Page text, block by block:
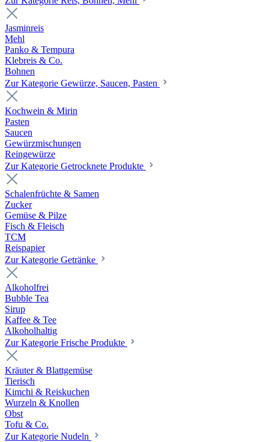
Jasminreis
Mehl
Panko & Tempura
Klebreis & Co.
Bohnen
Zur Kategorie Gewürze, Saucen, Pasten
Kochwein & Mirin
Pasten
Saucen
Gewürzmischungen
Reingewürze
Zur Kategorie Getrocknete Produkte
Schalenfrüchte & Samen
Zucker
Gemüse & Pilze
Fisch & Fleisch
TCM
Reispapier
Zur Kategorie Getränke
Alkoholfrei
Bubble Tea
Sirup
Kaffee & Tee
Alkoholhaltig
Zur Kategorie Frische Produkte
Kräuter & Blattgemüse
Tierisch
Kimchi & Reiskuchen
Wurzeln & Knollen
Obst
Tofu & Co.
Zur Kategorie Nudeln